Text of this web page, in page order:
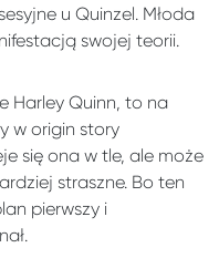
u Quinzel. Młoda
swojej teorii.
Harley Quinn, to na
w origin story
się ona w tle, ale może
straszne. Bo ten
pierwszy i